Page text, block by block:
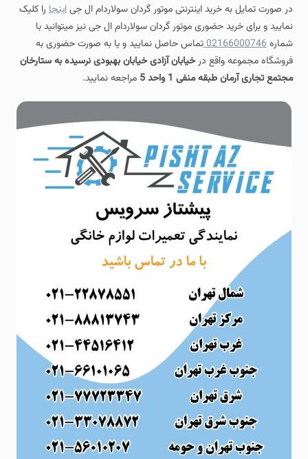
در صورت تمایل به خرید اینترنتی موتور گردان سولاردام ال جیاینجارا کلیک
نمایید و برای خرید حضوری موتور گردان سولاردام ال جی نیز میتوانید با
شماره02166000746تماس حاصل نمایید و یا به صورت حضوری به
فروشگاه مجموعه واقع درخیابان آزادی خیابان بهبودی نرسیده به ستارخان
مجتمع تجاری آرمان طبقه منفی 1 واحد 5
مراجعه نمایید.